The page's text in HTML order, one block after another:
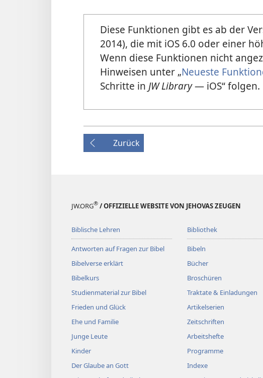
Diese Funktionen gibt es ab der
2014), die mit iOS 6.0 oder einer
Wenn diese Funktionen nicht
Hinweisen unter „Neueste
Schritte in JW Library— iOS“ folgen.
Zurück
JW.ORG® / OFFIZIELLE WEBSITE VON JEHOVAS ZEUGEN
Biblische Lehren
Antworten auf Fragen zur Bibel
Bibelverse erklärt
Bibelkurs
Studienmaterial zur Bibel
Frieden und Glück
Ehe und Familie
Junge Leute
Kinder
Der Glaube an Gott
Bibliothek
Bibeln
Bücher
Broschüren
Traktate & Einladungen
Artikelserien
Zeitschriften
Arbeitshefte
Programme
Indexe